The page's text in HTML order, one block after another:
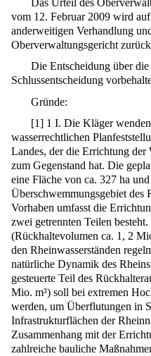
vom 12. Februar 2009 wird
anderweitigen Verhandlung
Oberverwaltungsgericht
Die Entscheidung über
Schlussentscheidung
Gründe:
[1] 1 I. Die Kläger
wasserrechtlichen
Landes, der die Errichtung
zum Gegenstand hat. Die
eine Fläche von ca. 327 ha
Überschwemmungsgebiet des
Vorhaben umfasst die
zwei getrennten Teilen
(Rückhaltevolumen ca. 1, 2
den Rheinwasserständen
natürliche Dynamik des
gesteuerte Teil des
Mio. m³) soll bei extremen
werden, um Überflutungen in
Infrastrukturflächen der
Zusammenhang mit der
zahlreiche bauliche